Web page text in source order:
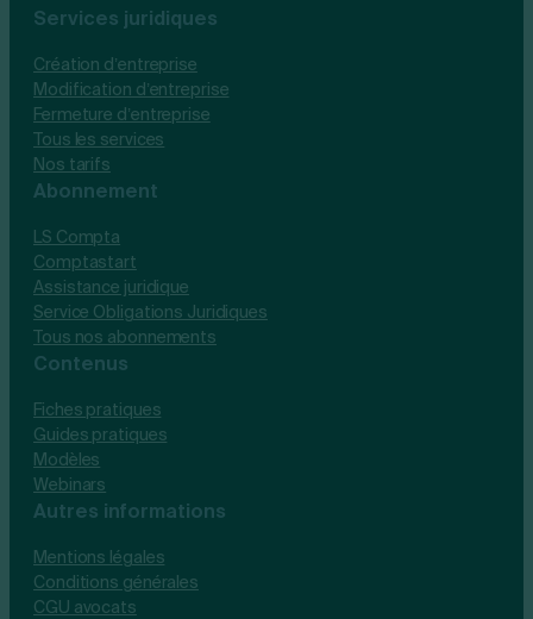
Services juridiques
Création d’entreprise
Modification d’entreprise
Fermeture d’entreprise
Tous les services
Nos tarifs
Abonnement
LS Compta
Comptastart
Assistance juridique
Service Obligations Juridiques
Tous nos abonnements
Contenus
Fiches pratiques
Guides pratiques
Modèles
Webinars
Autres informations
Mentions légales
Conditions générales
CGU avocats